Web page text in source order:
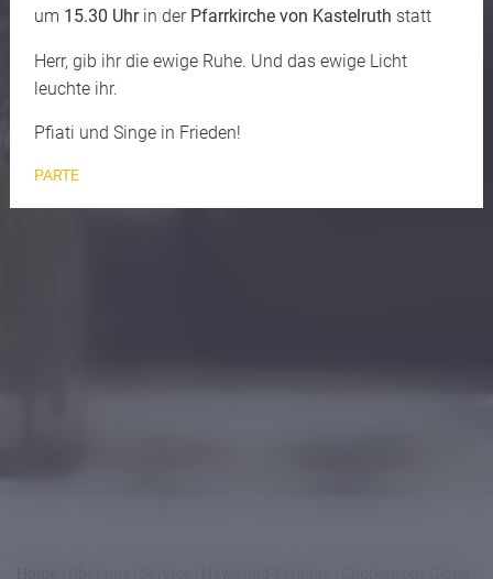
um 15.30 Uhrin der Pfarrkirche von Kastelruth statt
Herr, gib ihr die ewige Ruhe. Und das ewige Licht
leuchte ihr.
Pfiati und Singe in Frieden!
PARTE